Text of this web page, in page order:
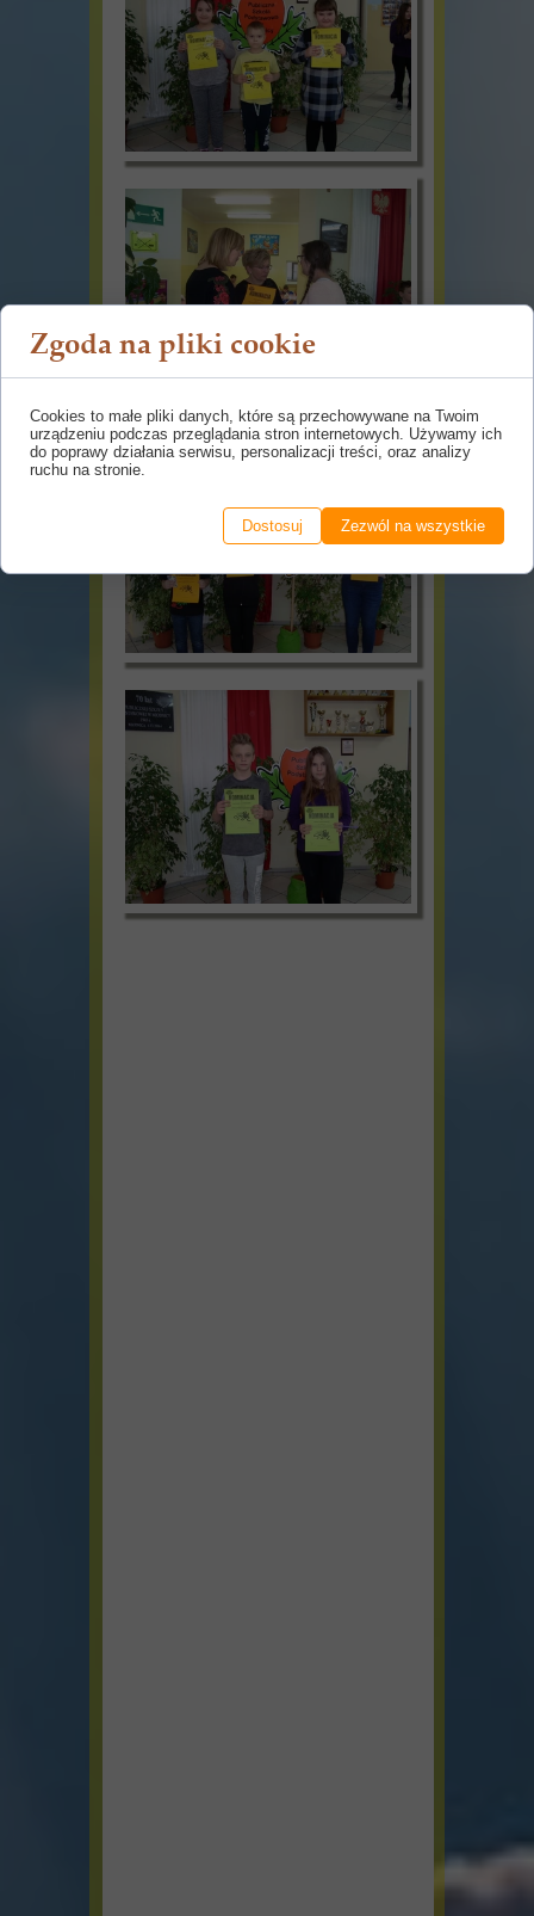
Zgoda na pliki cookie
Cookies to małe pliki danych, które są przechowywane na Twoim
urządzeniu podczas przeglądania stron internetowych. Używamy ich
do poprawy działania serwisu, personalizacji treści, oraz analizy
ruchu na stronie.
Dostosuj Zezwól na wszystkie